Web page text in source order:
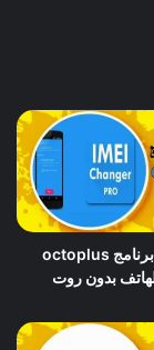
كيفية تحميل برنامج octoplus